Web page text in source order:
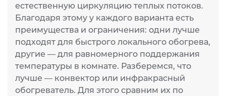
естественную циркуляцию теплых потоков.
Благодаря этому у каждого варианта есть
преимущества и ограничения: одни лучше
подходят для быстрого локального обогрева,
другие — для равномерного поддержания
температуры в комнате. Разберемся, что
лучше — конвектор или инфракрасный
обогреватель. Для этого сравним их по